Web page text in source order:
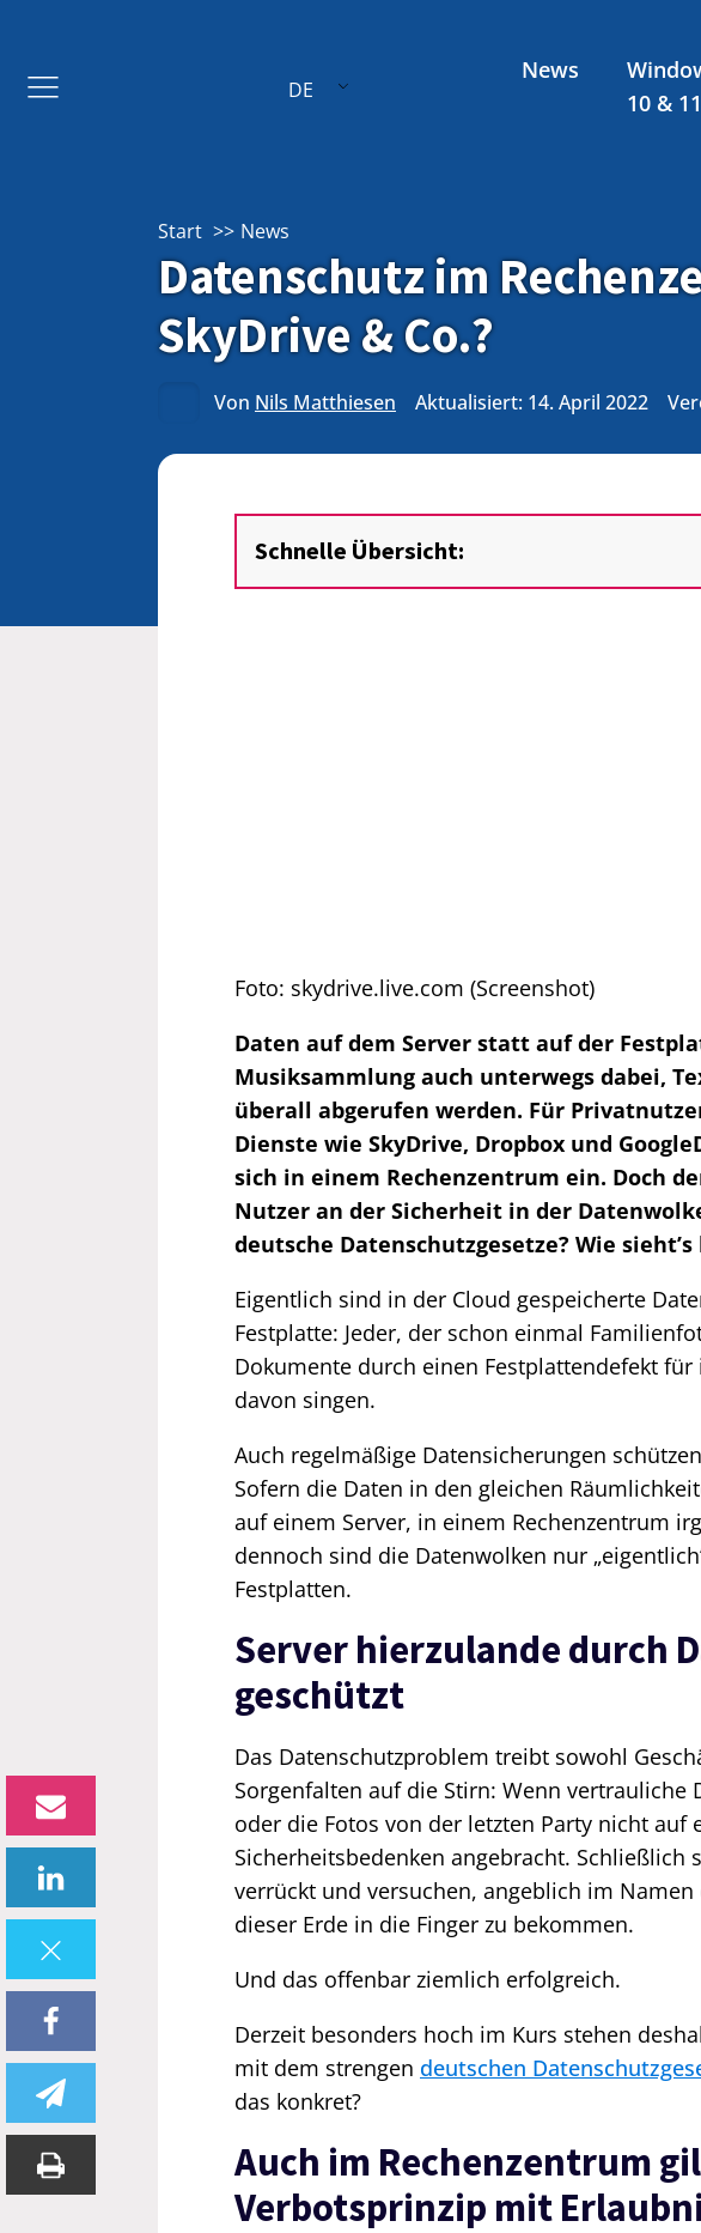
DE
News
10 & 11
Start News
Datenschutz im
SkyDrive & Co.?
Von Nils Matthiesen Aktualisiert: 14. April 2022
Schnelle Übersicht:
Foto: skydrive.live.com (Screenshot)
Daten auf dem Server statt auf der
Musiksammlung auch unterwegs dabei,
überall abgerufen werden. Für
Dienste wie SkyDrive, Dropbox und
sich in einem Rechenzentrum ein. Doch
Nutzer an der Sicherheit in der
deutsche Datenschutzgesetze? Wie
Eigentlich sind in der Cloud gespeicherte
Festplatte: Jeder, der schon einmal
Dokumente durch einen Festplattendefekt
davon singen.
Auch regelmäßige Datensicherungen
Sofern die Daten in den gleichen
auf einem Server, in einem Rechenzentrum
dennoch sind die Datenwolken nur
Festplatten.
Server hierzulande durch
geschützt
Das Datenschutzproblem treibt sowohl
Sorgenfalten auf die Stirn: Wenn vertrauliche
oder die Fotos von der letzten Party nicht auf
Sicherheitsbedenken angebracht. Schließlich
verrückt und versuchen, angeblich im Namen
dieser Erde in die Finger zu bekommen.
Und das offenbar ziemlich erfolgreich.
Derzeit besonders hoch im Kurs stehen
mit dem strengen deutschen
das konkret?
Auch im Rechenzentrum
Verbotsprinzip mit